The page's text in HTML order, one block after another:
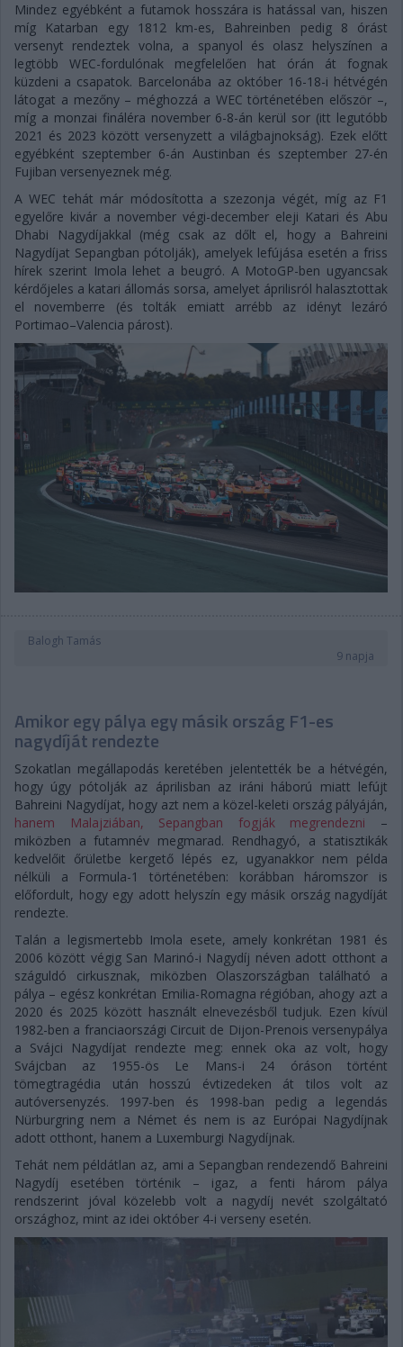
Mindez egyébként a futamok hosszára is hatással van, hiszen
míg Katarban egy 1812 km-es, Bahreinben pedig 8 órást
versenyt rendeztek volna, a spanyol és olasz helyszínen a
legtöbb WEC-fordulónak megfelelően hat órán át fognak
küzdeni a csapatok. Barcelonába az október 16-18-i hétvégén
látogat a mezőny – méghozzá a WEC történetében először –,
míg a monzai fináléra november 6-8-án kerül sor (itt legutóbb
2021 és 2023 között versenyzett a világbajnokság). Ezek előtt
egyébként szeptember 6-án Austinban és szeptember 27-én
Fujiban versenyeznek még.
A WEC tehát már módosította a szezonja végét, míg az F1
egyelőre kivár a november végi-december eleji Katari és Abu
Dhabi Nagydíjakkal (még csak az dőlt el, hogy a Bahreini
Nagydíjat Sepangban pótolják), amelyek lefújása esetén a friss
hírek szerint Imola lehet a beugró. A MotoGP-ben ugyancsak
kérdőjeles a katari állomás sorsa, amelyet áprilisról halasztottak
el novemberre (és tolták emiatt arrébb az idényt lezáró
Portimao–Valencia párost).
Balogh Tamás
9 napja
Amikor egy pálya egy másik ország F1-es
nagydíját rendezte
Szokatlan megállapodás keretében jelentették be a hétvégén,
hogy úgy pótolják az áprilisban az iráni háború miatt lefújt
Bahreini Nagydíjat, hogy azt nem a közel-keleti ország pályáján,
hanem Malajziában, Sepangban fogják megrendezni –
miközben a futamnév megmarad. Rendhagyó, a statisztikák
kedvelőit őrületbe kergető lépés ez, ugyanakkor nem példa
nélküli a Formula-1 történetében: korábban háromszor is
előfordult, hogy egy adott helyszín egy másik ország nagydíját
rendezte.
Talán a legismertebb Imola esete, amely konkrétan 1981 és
2006 között végig San Marinó-i Nagydíj néven adott otthont a
száguldó cirkusznak, miközben Olaszországban található a
pálya – egész konkrétan Emilia-Romagna régióban, ahogy azt a
2020 és 2025 között használt elnevezésből tudjuk. Ezen kívül
1982-ben a franciaországi Circuit de Dijon-Prenois versenypálya
a Svájci Nagydíjat rendezte meg: ennek oka az volt, hogy
Svájcban az 1955-ös Le Mans-i 24 óráson történt
tömegtragédia után hosszú évtizedeken át tilos volt az
autóversenyzés. 1997-ben és 1998-ban pedig a legendás
Nürburgring nem a Német és nem is az Európai Nagydíjnak
adott otthont, hanem a Luxemburgi Nagydíjnak.
Tehát nem példátlan az, ami a Sepangban rendezendő Bahreini
Nagydíj esetében történik – igaz, a fenti három pálya
rendszerint jóval közelebb volt a nagydíj nevét szolgáltató
országhoz, mint az idei október 4-i verseny esetén.